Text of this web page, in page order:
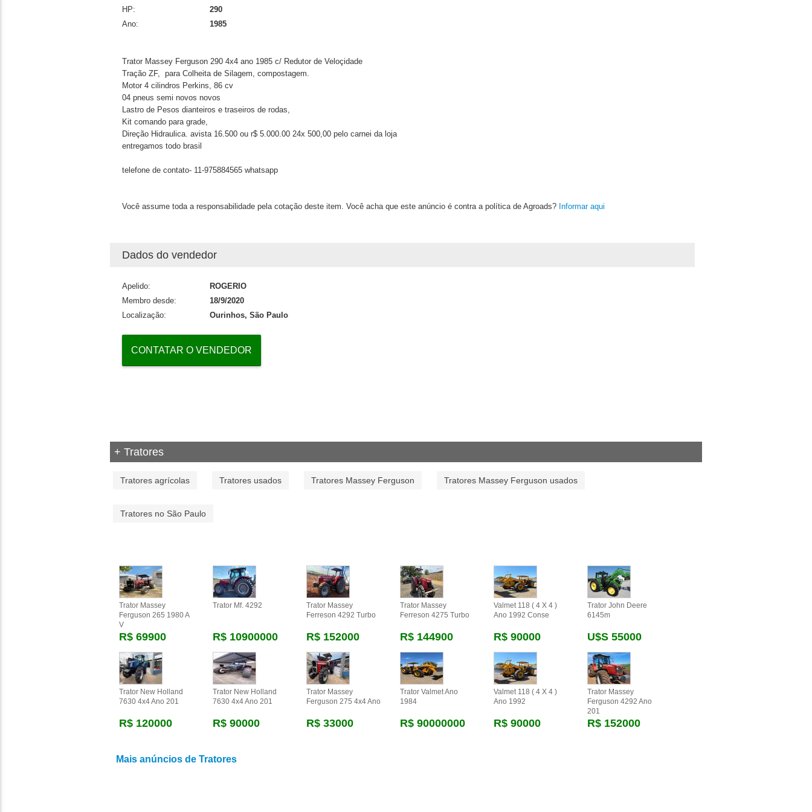
HP:
290
Ano:
1985
Trator Massey Ferguson 290 4x4 ano 1985 c/ Redutor de Veloçidade
Tração ZF, para Colheita de Silagem, compostagem.
Motor 4 cilindros Perkins, 86 cv
04 pneus semi novos novos
Lastro de Pesos dianteiros e traseiros de rodas,
Kit comando para grade,
Direção Hidraulica. avista 16.500 ou r$ 5.000.00 24x 500,00 pelo carnei da loja
entregamos todo brasil
telefone de contato- 11-975884565 whatsapp
Você assume toda a responsabilidade pela cotação deste item. Você acha que este anúncio é contra a política de Agroads? Informar aqui
Dados do vendedor
Apelido:
ROGERIO
Membro desde:
18/9/2020
Localização:
Ourinhos, São Paulo
CONTATAR O VENDEDOR
+ Tratores
Tratores agrícolas Tratores usados Tratores Massey Ferguson Tratores Massey Ferguson usados
Tratores no São Paulo
Trator Massey
Ferguson 265 1980 A
V
R$ 69900
Trator Mf. 4292
R$ 10900000
Trator Massey
Ferreson 4292 Turbo
R$ 152000
Trator Massey
Ferreson 4275 Turbo
R$ 144900
Valmet 118 ( 4 X 4 )
Ano 1992 Conse
R$ 90000
Trator John Deere
6145m
U$s 55000
Trator New Holland
7630 4x4 Ano 201
R$ 120000
Trator New Holland
7630 4x4 Ano 201
R$ 90000
Trator Massey
Ferguson 275 4x4 Ano
R$ 33000
Trator Valmet Ano
1984
R$ 90000000
Valmet 118 ( 4 X 4 )
Ano 1992
R$ 90000
Trator Massey
Ferguson 4292 Ano
201
R$ 152000
Mais anúncios de Tratores